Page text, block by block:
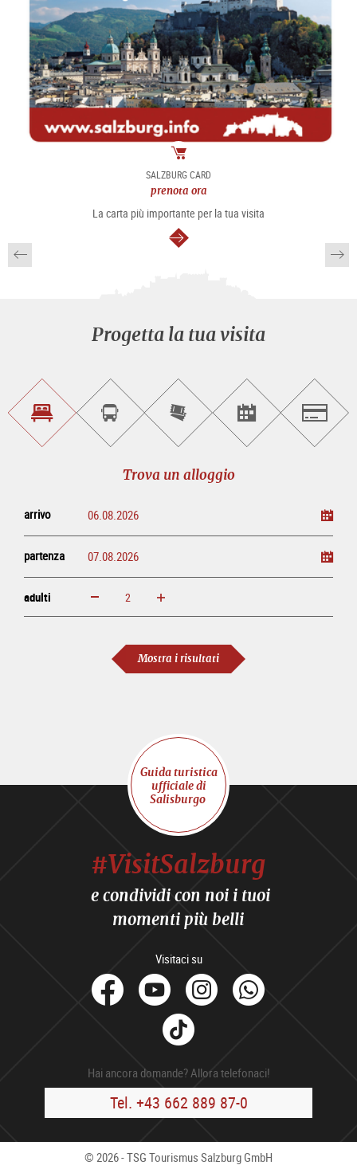
Pacchetto
SALZBURG CARD
prenota ora
La carta più importante per la tua visita
segue
Progetta la tua visita
Trova
un
alloggio
Prenota
un
sightseeing
Compra
biglietti
Trova
gli
eventi
Trova un alloggio
arrivo
partenza
adulti ingrandisci diminuisci
Mostra i risultati
Guida turistica
ufficiale di
Salisburgo
#VisitSalzburg
e condividi con noi i tuoi
momenti più belli
Visitaci su
facebook
YoutubeInstagram
Tik
Tok
Hai ancora domande? Allora telefonaci!
Tel. +43 662 889 87-0
© 2026 - TSG Tourismus Salzburg GmbH